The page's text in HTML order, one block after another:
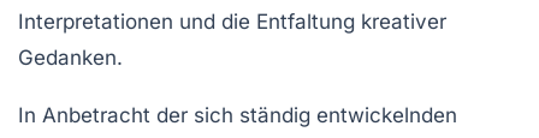
Interpretationen und die Entfaltung kreativer
Gedanken.
In Anbetracht der sich ständig entwickelnden